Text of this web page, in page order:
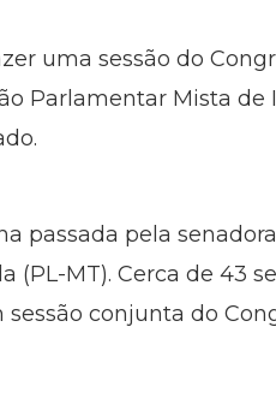
uma sessão do
Parlamentar Mista de
passada pela
(PL-MT). Cerca de 43
conjunta do